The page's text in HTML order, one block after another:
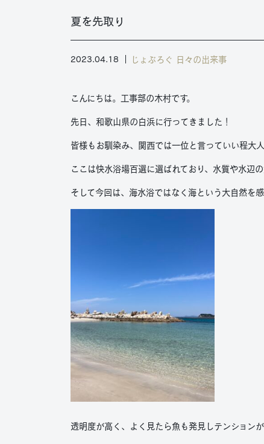
夏を先取り
2023.04.18 じょぶろぐ 日々の出来事
こんにちは。工事部の木村です。
先日、和歌山県の白浜に行ってきました！
皆様もお馴染み、関西では一位と言っていい程大人
ここは快水浴場百選に選ばれており、水質や水辺
そして今回は、海水浴ではなく海という大自然を
透明度が高く、よく見たら魚も発見しテンション